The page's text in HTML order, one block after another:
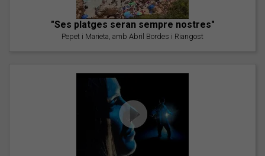
"Ses platges seran sempre nostres"
Pepet i Marieta, amb Abril Bordes i Riangost